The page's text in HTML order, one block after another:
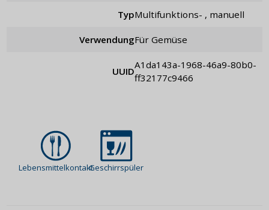
Typ Multifunktions- , manuell
Verwendung für Gemüse
UUID
a1da143a-1968-46a9-80b0-
ff32177c9466
LebensmittelkontaktGeschirrspüler